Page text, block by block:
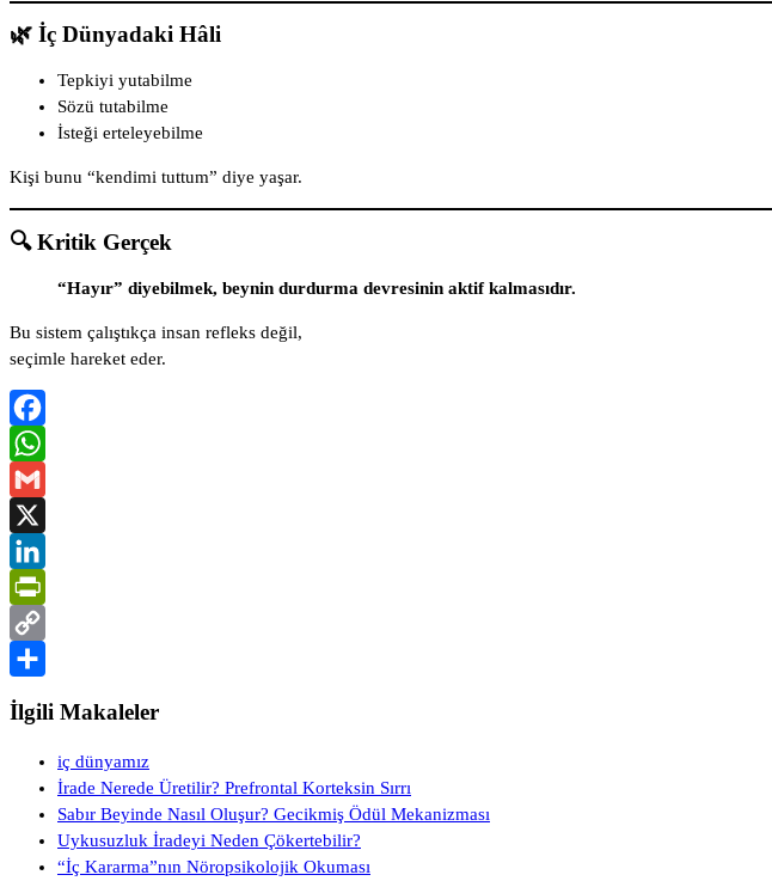
🌿 İç Dünyadaki Hâli
Tepkiyi yutabilme
Sözü tutabilme
İsteği erteleyebilme
Kişi bunu “kendimi tuttum” diye yaşar.
🔍 Kritik Gerçek
“Hayır” diyebilmek, beynin durdurma devresinin aktif kalmasıdır.
Bu sistem çalıştıkça insan refleks değil,
seçimle hareket eder.
Facebook
WhatsApp
Gmail
X
LinkedIn
PrintFriendly
Copy
İlgili Makaleler
iç dünyamız
İrade Nerede Üretilir? Prefrontal Korteksin Sırrı
Sabır Beyinde Nasıl Oluşur? Gecikmiş Ödül Mekanizması
Uykusuzluk İradeyi Neden Çökertebilir?
“İç Kararma”nın Nöropsikolojik Okuması